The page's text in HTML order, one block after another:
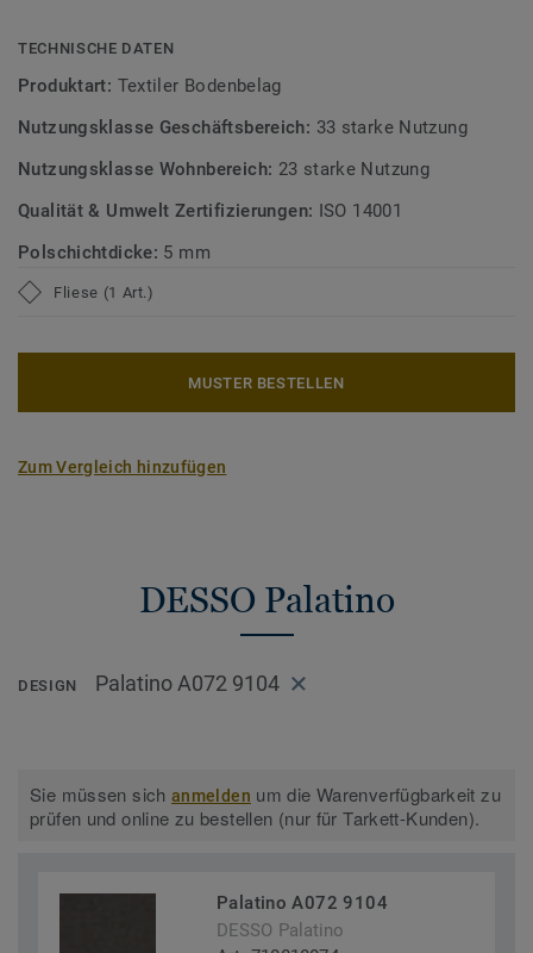
TECHNISCHE DATEN
Produktart: Textiler Bodenbelag
Nutzungsklasse Geschäftsbereich: 33 starke Nutzung
Nutzungsklasse Wohnbereich: 23 starke Nutzung
Qualität & Umwelt Zertifizierungen: ISO 14001
Polschichtdicke: 5 mm
Fliese (1 Art.)
MUSTER BESTELLEN
Zum Vergleich hinzufügen
DESSO Palatino
DESIGN Palatino A072 9104
Sie müssen sichanmelden um die Warenverfügbarkeit zu
prüfen und online zu bestellen (nur für Tarkett-Kunden).
Palatino A072 9104
DESSO Palatino